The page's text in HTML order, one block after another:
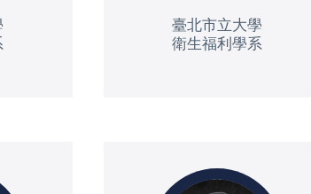
臺北市立大學
衛生福利學系